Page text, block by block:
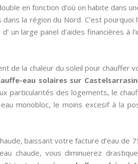
en fonction d’où on habite dans
la région du Nord. C’est pourquoi
un large panel d’aides financières à
de la chaleur du soleil pour chauffer
eau solaires sur
particularités des logements, le
monobloc, le moins excesif à la
baissant votre facture d’eau de
chaude, vous diminuerez